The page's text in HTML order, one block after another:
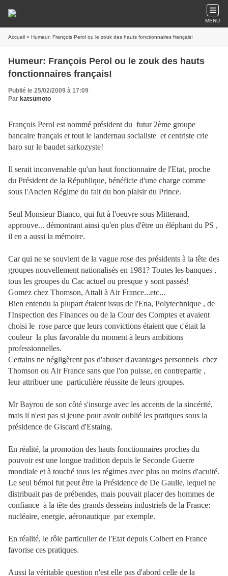
MENU
Accueil » Humeur: François Perol ou le zouk des hauts fonctionnaires français!
Humeur: François Perol ou le zouk des hauts
fonctionnaires français!
Publié le 25/02/2009 à 17:09
Par katsumoto
François Perol est nommé président du futur 2ème groupe
bancaire français et tout le landernau socialiste et centriste crie
haro sur le baudet sarkozyste!
Il serait inconvenable qu'un haut fonctionnaire de l'Etat, proche
du Président de la République, bénéficie d'une charge comme
sous l'Ancien Régime du fait du bon plaisir du Prince.
Seul Monsieur Bianco, qui fut à l'oeuvre sous Mitterand,
approuve... démontrant ainsi qu'en plus d'être un éléphant du PS ,
il en a aussi la mémoire.
Car qui ne se souvient de la vague rose des présidents à la tête des
groupes nouvellement nationalisés en 1981? Toutes les banques ,
tous les groupes du Cac actuel ou presque y sont passés!
Gomez chez Thomson, Attali à Air France...etc...
Bien entendu la plupart étaient issus de l'Ena, Polytechnique , de
l'Inspection des Finances ou de la Cour des Comptes et avaient
choisi le rose parce que leurs convictions étaient que c'était la
couleur la plus favorable du moment à leurs ambitions
professionnelles.
Certains ne négligèrent pas d'abuser d'avantages personnels chez
Thomson ou Air France sans que l'on puisse, en contrepartie ,
leur attribuer une particulière réussite de leurs groupes.
Mr Bayrou de son côté s'insurge avec les accents de la sincérité,
mais il n'est pas si jeune pour avoir oublié les pratiques sous la
présidence de Giscard d'Estaing.
En réalité, la promotion des hauts fonctionnaires proches du
pouvoir est une longue tradition depuis le Seconde Guerre
mondiale et à touché tous les régimes avec plus ou moins d'acuité.
Le seul bémol fut peut être la Présidence de De Gaulle, lequel ne
distribuait pas de prébendes, mais pouvait placer des hommes de
confiance à la tête des grands desseins industriels de la France:
nucléaire, energie, aéronautique par exemple.
En réalité, le rôle particulier de l'Etat depuis Colbert en France
favorise ces pratiques.
Aussi la véritable question n'est elle pas d'abord celle de la